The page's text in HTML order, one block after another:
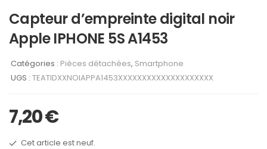
Capteur d’empreinte digital noir
Apple IPHONE 5S A1453
Catégories : Pièces détachées, Smartphone
UGS : TEATIDXXNOIAPPA1453XXXXXXXXXXXXXXXXXXXX
7,20€
Cet article est neuf.